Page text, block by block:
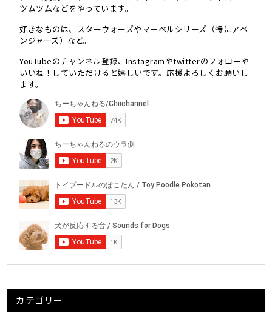
ツムツムなどをやっています。
好きなものは、スターウォーズやマーベルシリーズ（特にアベ
ンジャーズ）など。
YouTubeのチャンネル登録、Instagramやtwitterのフォローや
いいね！していただけると嬉しいです。応援よろしくお願いし
ます。
カテゴリー